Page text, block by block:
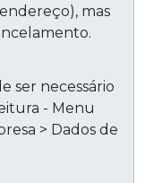
mas
ser necessário
- Menu
> Dados de